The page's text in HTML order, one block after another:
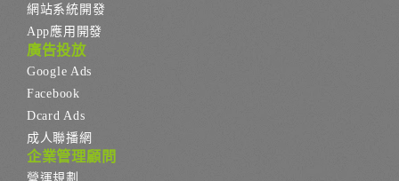
網站系統開發
App應用開發
廣告投放
Google Ads
Facebook
Dcard Ads
成人聯播網
企業管理顧問
營運規劃